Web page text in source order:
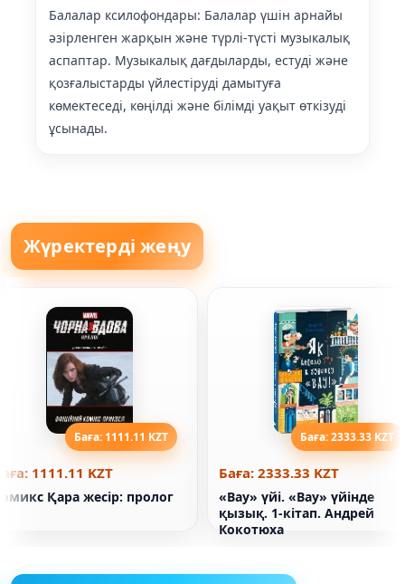
Балалар ксилофондары: Балалар үшін арнайы
әзірленген жарқын және түрлі-түсті музыкалық
аспаптар. Музыкалық дағдыларды, естуді және
қозғалыстарды үйлестіруді дамытуға
көмектеседі, көңілді және білімді уақыт өткізуді
ұсынады.
Жүректерді жеңу
Баға: 1111.11 KZT
1111.11 KZT
Қара жесір: пролог
Баға: 2333.33 KZT
Баға: 2333.33 KZT
«Вау» үйі. «Вау» үйінде
қызық. 1-кітап. Андрей
Кокотюха